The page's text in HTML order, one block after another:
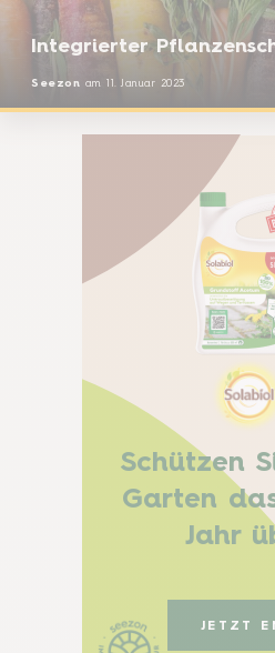
Integrierter
Seezon am 11. Januar 2023
Schützen
Garten
Jahr
JETZT